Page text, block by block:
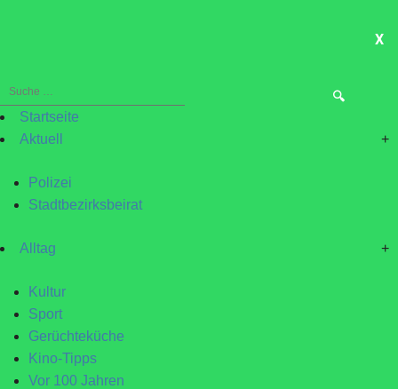
X
Suche
nach:Startseite
Aktuell
+
Polizei
Stadtbezirksbeirat
Alltag +
Kultur
Sport
Gerüchteküche
Kino-Tipps
Vor 100 Jahren